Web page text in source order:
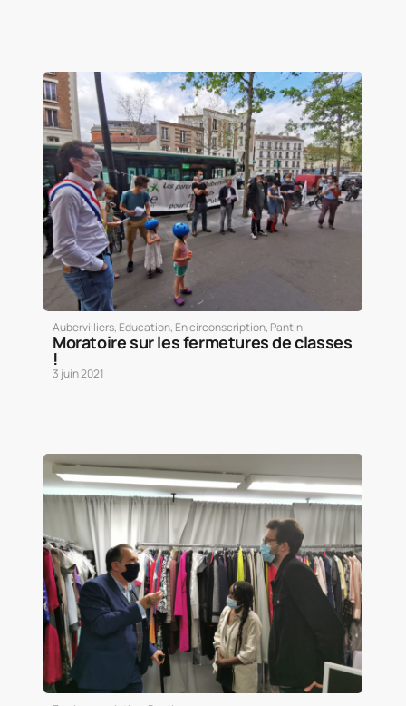
Aubervilliers, Education, En circonscription, Pantin
Moratoire sur les fermetures de classes
!
3 juin 2021